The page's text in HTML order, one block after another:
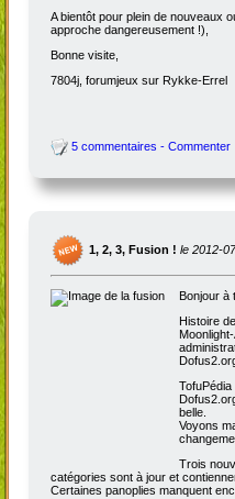
A bientôt pour plein de nouveaux
approche dangereusement !),
Bonne visite,
7804j, forumjeux sur Rykke-Errel
5 commentaires - Commenter
1, 2, 3, Fusion ! le 2012-
Bonjour à
Histoire
belle.
Voyons
Trois
catégories sont à jour et
Certaines panoplies manquent